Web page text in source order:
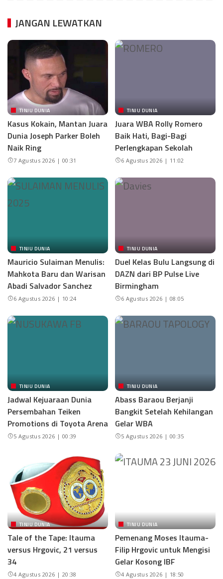
JANGAN LEWATKAN
TINJU DUNIA
Kasus Kokain, Mantan Juara
Dunia Joseph Parker Boleh
Naik Ring
7 Agustus 2026 | 00:31
TINJU DUNIA
Juara WBA Rolly Romero
Baik Hati, Bagi-Bagi
Perlengkapan Sekolah
6 Agustus 2026 | 11:02
TINJU DUNIA
Mauricio Sulaiman Menulis:
Mahkota Baru dan Warisan
Abadi Salvador Sanchez
6 Agustus 2026 | 10:24
TINJU DUNIA
Duel Kelas Bulu Langsung di
DAZN dari BP Pulse Live
Birmingham
6 Agustus 2026 | 08:05
TINJU DUNIA
Jadwal Kejuaraan Dunia
Persembahan Teiken
Promotions di Toyota Arena
5 Agustus 2026 | 00:39
TINJU DUNIA
Abass Baraou Berjanji
Bangkit Setelah Kehilangan
Gelar WBA
5 Agustus 2026 | 00:35
TINJU DUNIA
Tale of the Tape: Itauma
versus Hrgovic, 21 versus
34
4 Agustus 2026 | 20:38
TINJU DUNIA
Pemenang Moses Itauma-
Filip Hrgovic untuk Mengisi
Gelar Kosong IBF
4 Agustus 2026 | 18:50